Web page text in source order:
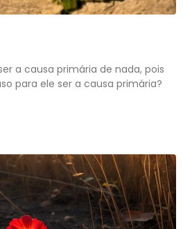
a causa primária de nada, pois
para ele ser a causa primária?